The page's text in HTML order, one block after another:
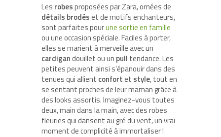
Les robesproposées par Zara, ornées de
détails brodéset de motifs enchanteurs,
sont parfaites pourune sortie en famille
ou une occasion spéciale. Faciles à porter,
elles se marient à merveille avec un
cardigandouillet ou un pull tendance. Les
petites peuvent ainsi s’épanouir dans des
tenues qui allient confortet style, tout en
se sentant proches de leur maman grâce à
des looks assortis. Imaginez-vous toutes
deux, main dans la main, avec des robes
fleuries qui dansent au gré du vent, un vrai
moment de complicité à immortaliser !